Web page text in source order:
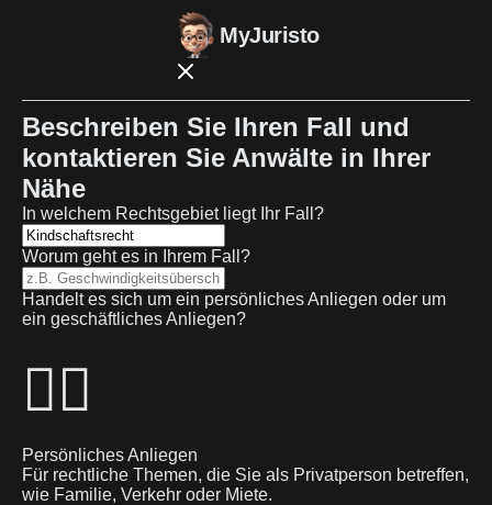
MyJuristo
Beschreiben Sie Ihren Fall und
kontaktieren Sie Anwälte in Ihrer
Nähe
In welchem Rechtsgebiet liegt Ihr Fall?
Worum geht es in Ihrem Fall?
Handelt es sich um ein persönliches Anliegen oder um
ein geschäftliches Anliegen?
🙋‍♂️
Persönliches Anliegen
Für rechtliche Themen, die Sie als Privatperson betreffen,
wie Familie, Verkehr oder Miete.